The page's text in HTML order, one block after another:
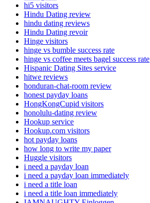
hi5 visitors
Hindu Dating review
hindu dating reviews
Hindu Dating revoir
Hinge visitors
hinge vs bumble success rate
hinge vs coffee meets bagel success rate
Hispanic Dating Sites service
hitwe reviews
honduran-chat-room review
honest payday loans
HongKongCupid visitors
honolulu-dating review
Hookup service
Hookup.com visitors
hot payday loans
how long to write my paper
Huggle visitors
i need a payday loan
i need a payday loan immediately
i need a title loan
i need a title loan immediately